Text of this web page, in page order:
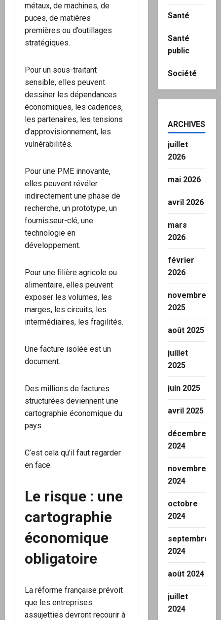
métaux, de machines, de
puces, de matières
premières ou d’outillages
stratégiques.
Pour un sous-traitant
sensible, elles peuvent
dessiner les dépendances
économiques, les cadences,
les partenaires, les tensions
d’approvisionnement, les
vulnérabilités.
Pour une PME innovante,
elles peuvent révéler
indirectement une phase de
recherche, un prototype, un
fournisseur-clé, une
technologie en
développement.
Pour une filière agricole ou
alimentaire, elles peuvent
exposer les volumes, les
marges, les circuits, les
intermédiaires, les fragilités.
Une facture isolée est un
document.
Des millions de factures
structurées deviennent une
cartographie économique du
pays.
C’est cela qu’il faut regarder
en face.
Le risque : une
cartographie
économique
obligatoire
La réforme française prévoit
que les entreprises
assujetties devront recourir à
Santé
Santé
public
Société
ARCHIVES
juillet
2026
mai 2026
avril 2026
mars
2026
février
2026
novembre
2025
août 2025
juillet
2025
juin 2025
avril 2025
décembre
2024
novembre
2024
octobre
2024
septembre
2024
août 2024
juillet
2024